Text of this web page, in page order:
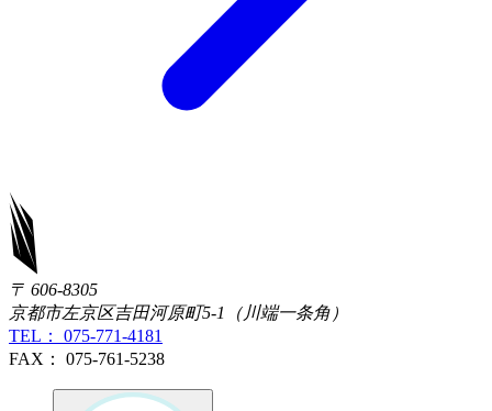
〒 606-8305
京都市左京区吉田河原町5-1（川端一条角）
TEL： 075-771-4181
FAX： 075-761-5238